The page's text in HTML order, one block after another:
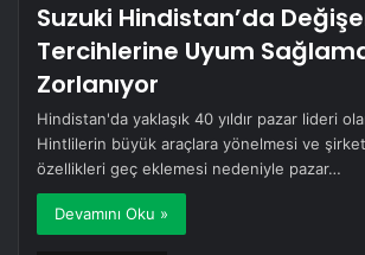
Suzuki Hindistan’da
Tercihlerine Uyum
Zorlanıyor
Hindistan'da yaklaşık 40 yıldır pazar lideri
Hintlilerin büyük araçlara yönelmesi ve
özellikleri geç eklemesi nedeniyle pazar…
Devamını Oku »